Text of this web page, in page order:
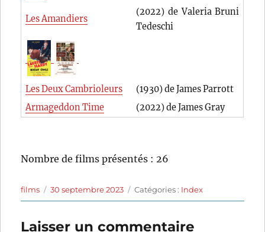
Les Amandiers
(2022) de Valeria Bruni
Tedeschi
Les Deux Cambrioleurs
(1930) de James Parrott
Armageddon Time
(2022) de James Gray
Nombre de films présentés : 26
Auteur
films
Publié
le
30 septembre 2023 Catégories
Catégories : Index
Laisser un commentaire